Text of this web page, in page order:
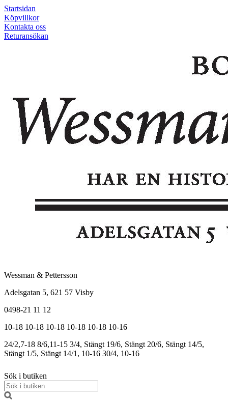
Startsidan
Köpvillkor
Kontakta oss
Returansökan
Wessman & Pettersson
Adelsgatan 5, 621 57 Visby
0498-21 11 12
10-18 10-18 10-18 10-18 10-18 10-16
24/2,7-18 8/6,11-15 3/4, Stängt 19/6, Stängt 20/6, Stängt 14/5,
Stängt 1/5, Stängt 14/1, 10-16 30/4, 10-16
Sök i butiken